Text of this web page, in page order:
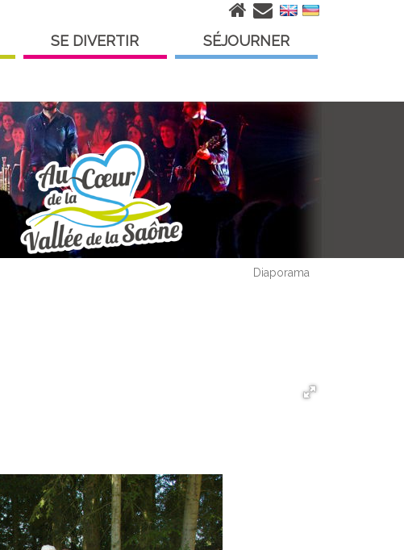
SE DIVERTIR SÉJOURNER
Diaporama